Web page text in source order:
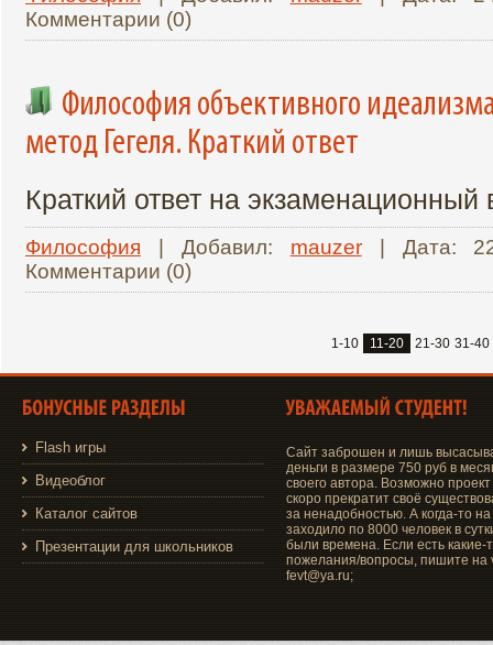
Комментарии (0)
Философия объективного
метод Гегеля. Краткий ответ
Краткий ответ на
Философия | Добавил: mauzer| Дата:
Комментарии (0)
1-10 11-20 21-30 31-40
Flash игры
Видеоблог
Каталог сайтов
Презентации для школьников
Сайт заброшен и лишь
деньги в размере 750 руб в
своего автора. Возможно проект
скоро прекратит своё
за ненадобностью. А когда-то на
заходило по 8000 человек в
были времена. Если есть какие-
пожелания/вопросы, пишите на
fevt@ya.ru;